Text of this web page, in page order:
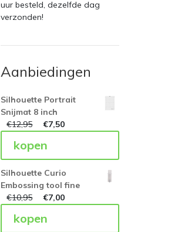
uur besteld, dezelfde dag
verzonden!
Aanbiedingen
Silhouette Portrait
Snijmat 8 inch
€12,95 €7,50
kopen
Silhouette Curio
Embossing tool fine
€10,95 €7,00
kopen